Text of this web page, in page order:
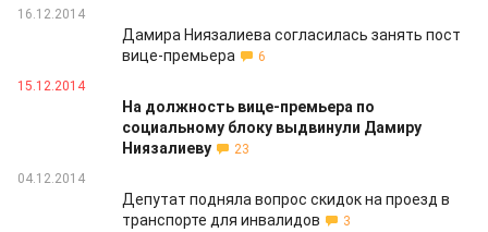
16.12.2014
Дамира Ниязалиева согласилась занять пост
вице-премьера
6
15.12.2014
На должность вице-премьера по
социальному блоку выдвинули Дамиру
Ниязалиеву
23
04.12.2014
Депутат подняла вопрос скидок на проезд в
транспорте для инвалидов
3